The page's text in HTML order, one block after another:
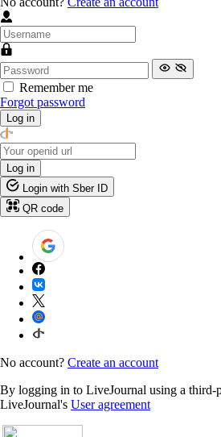
Remember me
Forgot password
Log in
Log in
Login with Sber ID
QR code
No account? Create an account
By logging in to LiveJournal using a third-
LiveJournal's User agreement